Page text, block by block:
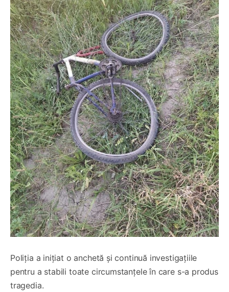
Poliția a inițiat o anchetă și continuă investigațiile
pentru a stabili toate circumstanțele în care s-a produs
tragedia.